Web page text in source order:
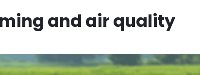
and air quality